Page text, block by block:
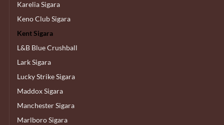
Karelia Sigara
Keno Club Sigara
Kent Sigara
L&B Blue Crushball
Lark Sigara
Lucky Strike Sigara
Maddox Sigara
Manchester Sigara
Marlboro Sigara